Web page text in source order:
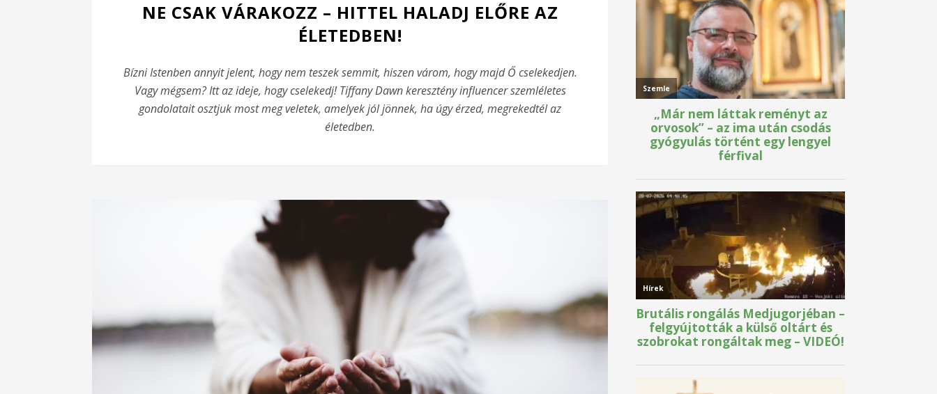
NE CSAK VÁRAKOZZ – HITTEL HALADJ ELŐRE AZ
ÉLETEDBEN!
Bízni Istenben annyit jelent, hogy nem teszek semmit, hiszen várom, hogy majd Ő cselekedjen.
Vagy mégsem? Itt az ideje, hogy cselekedj! Tiffany Dawn keresztény influencer szemléletes
gondolatait osztjuk most meg veletek, amelyek jól jönnek, ha úgy érzed, megrekedtél az
életedben.